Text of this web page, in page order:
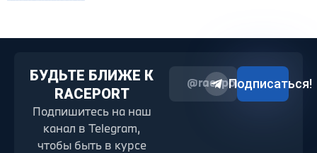
БУДЬТЕ БЛИЖЕ К
RACEPORT
Подпишитесь на наш
канал в Telegram,
чтобы быть в курсе
@raceport2022
Подписаться!